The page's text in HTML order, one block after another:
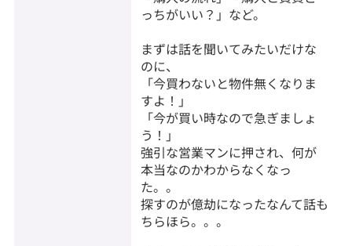
っちがいい？」など。
まずは話を聞いてみたいだけな
のに、
「今買わないと物件無くなりま
すよ！」
「今が買い時なので急ぎましょ
う！」
強引な営業マンに押され、何が
本当なのかわからなくなっ
た。。
探すのが億劫になったなんて話も
ちらほら。。。